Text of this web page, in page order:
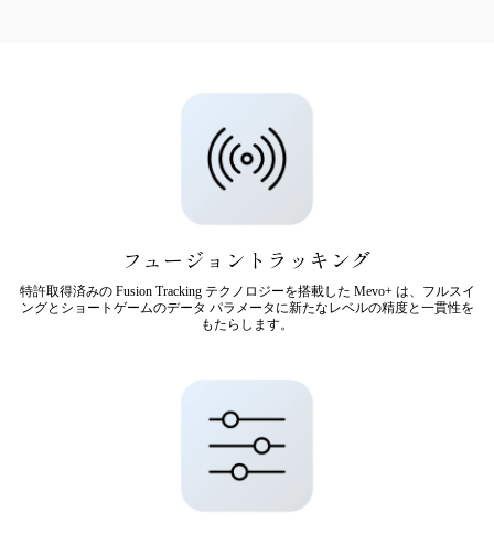
フュージョントラッキング
特許取得済みの Fusion Tracking テクノロジーを搭載した Mevo+ は、フルスイ
ングとショートゲームのデータ パラメータに新たなレベルの精度と一貫性を
もたらします。